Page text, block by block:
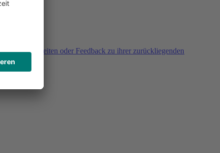
Unklarheiten oder Feedback zu ihrer zurückliegenden